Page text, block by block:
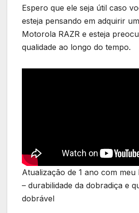
Espero que ele seja útil caso
esteja pensando em adquirir
Motorola RAZR e esteja
qualidade ao longo do tempo.
Atualização de 1 ano com
– durabilidade da dobradiça e
dobrável